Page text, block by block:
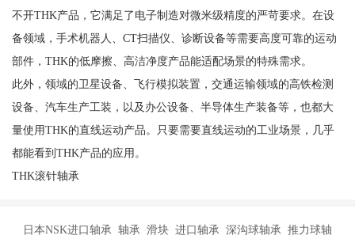
不开THK产品，它满足了电子制造对微米级精度的严苛要求。在设
备领域，手术机器人、CT扫描仪、诊断设备等需要高度可靠的运动
部件，THK的低摩擦、高洁净度产品能适配场景的特殊需求。
此外，领域的卫星设备、飞行模拟装置，交通运输领域的高铁检测
设备、汽车生产工装，以及办公设备、半导体生产装备等，也都大
量使用THK的直线运动产品。只要需要直线运动的工业场景，几乎
都能看到THK产品的应用。
THK滚针轴承
日本NSK进口轴承 轴承 滑块 进口轴承 深沟球轴承 推力球轴